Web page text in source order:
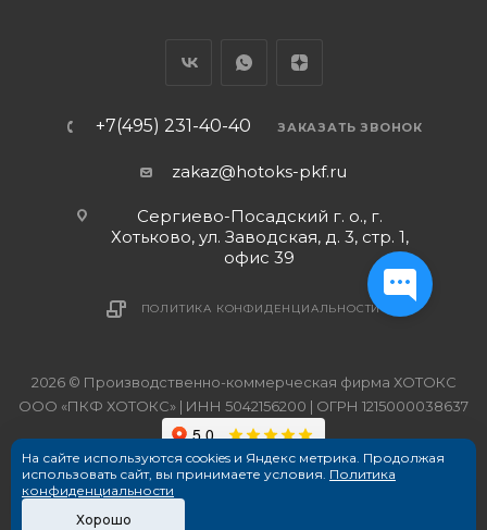
+7(495) 231-40-40 ЗАКАЗАТЬ ЗВОНОК
zakaz@hotoks-pkf.ru
Сергиево-Посадский г. о., г.
Хотьково, ул. Заводская, д. 3, стр. 1,
офис 39
ПОЛИТИКА КОНФИДЕНЦИАЛЬНОСТИ
2026 © Производственно-коммерческая фирма ХОТОКС
ООО «ПКФ ХОТОКС» | ИНН 5042156200 | ОГРН 1215000038637
На сайте используются cookies и Яндекс метрика. Продолжая
использовать сайт, вы принимаете условия. Политика
конфиденциальности
Хорошо